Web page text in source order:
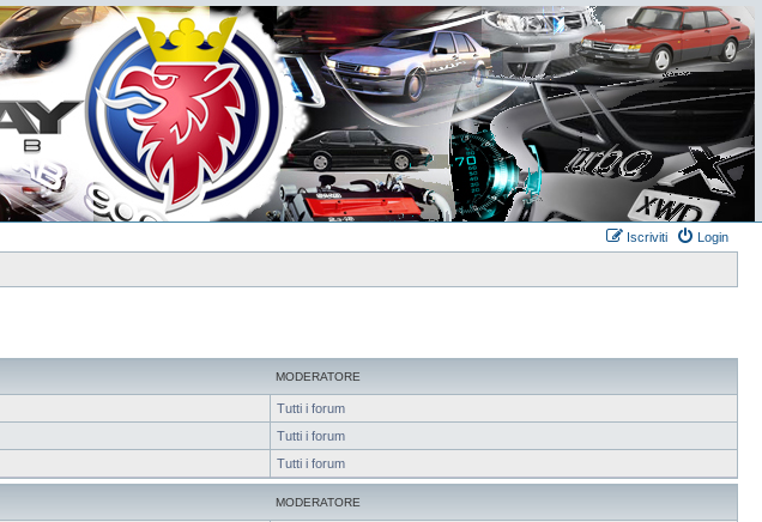
Login
Iscriviti
MODERATORE
Tutti i forum
Tutti i forum
Tutti i forum
MODERATORE